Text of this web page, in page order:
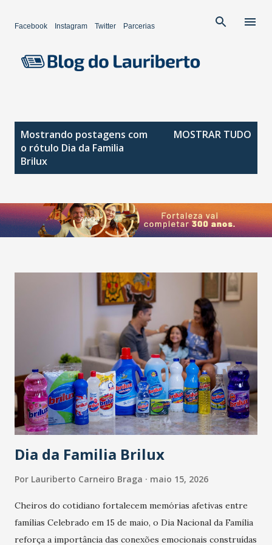
Facebook Instagram Twitter Parcerias
g
e
Mostrando postagens com
o rótulo Dia da Familia
Brilux
MOSTRAR TUDO
Dia da Familia Brilux
Por Lauriberto Carneiro Braga maio 15, 2026
Cheiros do cotidiano fortalecem memórias afetivas entre
famílias Celebrado em 15 de maio, o Dia Nacional da Família
reforça a importância das conexões emocionais construídas